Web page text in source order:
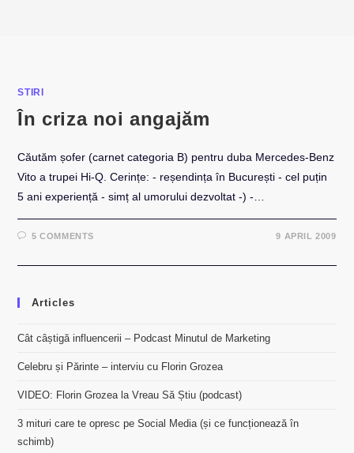
STIRI
În criza noi angajăm
Căutăm șofer (carnet categoria B) pentru duba Mercedes-Benz
Vito a trupei Hi-Q. Cerințe: - reșendința în București - cel puțin
5 ani experiență - simț al umorului dezvoltat -) -…
5 COMMENTS 9 APRIL 2009
Articles
Cât câștigă influencerii – Podcast Minutul de Marketing
Celebru și Părinte – interviu cu Florin Grozea
VIDEO: Florin Grozea la Vreau Să Știu (podcast)
3 mituri care te opresc pe Social Media (și ce funcționează în
schimb)